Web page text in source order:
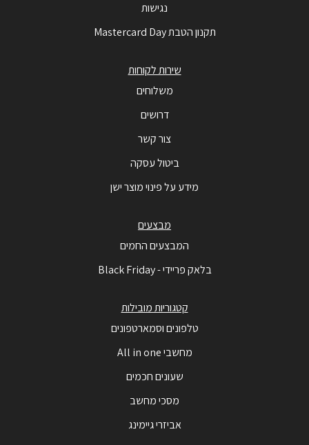
נגישות
תקנון הטבת Mastercard Day
שירות לקוחות
משלוחים
דרושים
צור קשר
ביטול עסקה
מידע על פינוי מוצר ישן
מבצעים
המבצעים החמים
בלאק פריידי - Black Friday
קטגוריות מובילות
טלפונים וסמארטפונים
מחשבי All in one
שעונים חכמים
מסכי מחשב
אביזרי גיימינג